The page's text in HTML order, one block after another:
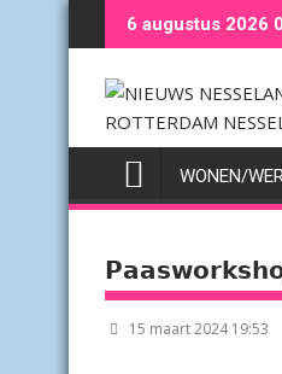
naar
inhoud
6 augustus 2026
WONEN/
15 maart 2024 19:53